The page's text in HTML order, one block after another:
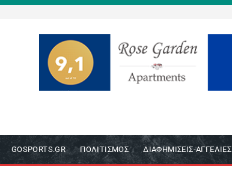
GOSPORTS.GR ΠΟΛΙΤΙΣΜΌΣ ΔΙΑΦΗΜΊΣΕΙΣ-ΑΓΓΕΛΊΕΣ